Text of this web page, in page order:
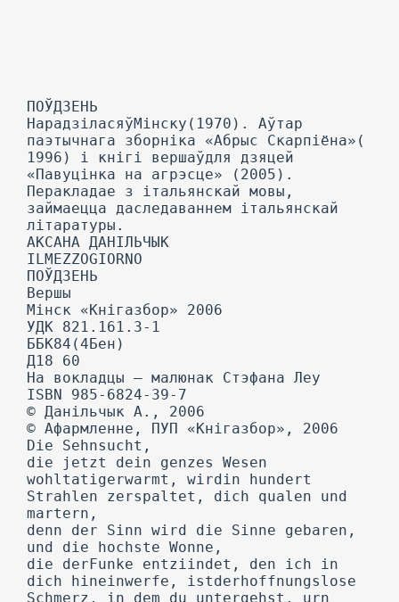
ПОЎДЗЕНЬ
НарадзіласяўМінску(1970). Аўтар
паэтычнага зборніка «Абрыс Скарпіёна»(
1996) і кнігі вершаўдля дзяцей
«Павуцінка на агрэсце» (2005).
Перакладае з італьянскай мовы,
займаецца даследаваннем італьянскай
літаратуры.
АКСАНА ДАНІЛЬЧЫК
ILMEZZOGIORNO
ПОЎДЗЕНЬ
Вершы
Мінск «Кнігазбор» 2006
УДК 821.161.3-1
ББК84(4Бен)
Д18 60
На вокладцы — малюнак Стэфана Леу
ISBN 985-6824-39-7
© Данільчык А., 2006
© Афармленне, ПУП «Кнігазбор», 2006
Die Sehnsucht,
die jetzt dein genzes Wesen
wohltatigerwarmt, wirdin hundert
Strahlen zerspaltet, dich qualen und
martern,
denn der Sinn wird die Sinne gebaren,
und die hochste Wonne,
die derFunke entziindet, den ich in
dich hineinwerfe, istderhoffnungslose
Schmerz, in dem du untergehst, urn